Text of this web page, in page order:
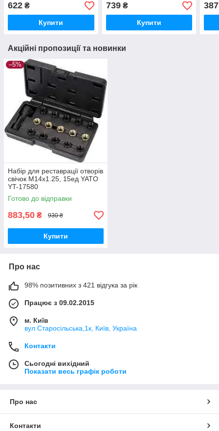
622 ₴
Купити
739₴
Купити
387
Акційні пропозиції та новинки
–5%
Набір для реставрації отворів
свічок М14х1.25, 15ед YATO
YT-17580
Готово до відправки
883,50 ₴ 930 ₴
Купити
Про нас
98% позитивних з 421 відгука за рік
Працює з 09.02.2015
м. Київ
вул.Старосільська,1к, Київ, Україна
Контакти
Сьогодні вихідний
Показати весь графік роботи
Про нас
Контакти